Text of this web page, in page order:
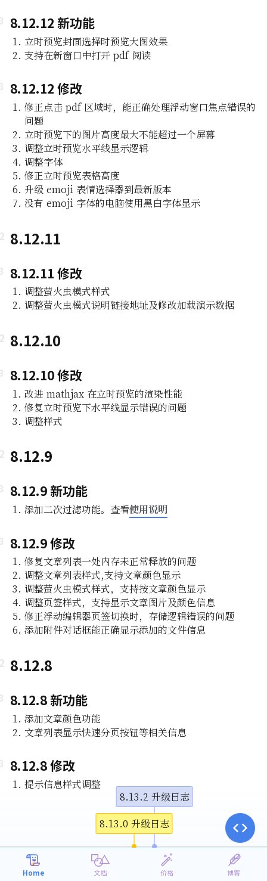
8.12.12 新功能
立时预览封面选择时预览大图效果
支持在新窗口中打开 pdf 阅读
8.12.12 修改
修正点击 pdf 区域时，能正确处理浮动窗口焦点错误的
问题
立时预览下的图片高度最大不能超过一个屏幕
调整立时预览水平线显示逻辑
调整字体
修正立时预览表格高度
升级 emoji 表情选择器到最新版本
没有 emoji 字体的电脑使用黑白字体显示
8.12.11
8.12.11 修改
调整萤火虫模式样式
调整萤火虫模式说明链接地址及修改加载演示数据
8.12.10
8.12.10 修改
改进 mathjax 在立时预览的渲染性能
修复立时预览下水平线显示错误的问题
调整样式
8.12.9
8.12.9 新功能
添加二次过滤功能。查看使用说明
8.12.9 修改
修复文章列表一处内存未正常释放的问题
调整文章列表样式,支持文章颜色显示
调整萤火虫模式样式，支持按文章颜色显示
调整页签样式，支持显示文章图片及颜色信息
修正浮动编辑器页签切换时，存储逻辑错误的问题
添加附件对话框能正确显示添加的文件信息
8.12.8
8.12.8 新功能
添加文章颜色功能
文章列表显示快速分页按钮等相关信息
8.12.8 修改
提示信息样式调整
8.13.0 升级日志
8.13.2 升级日志
10月
2024
1月 4月
Home 文档 价格 博客